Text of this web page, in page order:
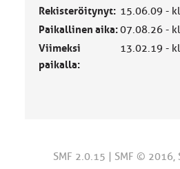
Rekisteröitynyt: 15.06.09 -
Paikallinen aika:07.08.26 -
Viimeksi
paikalla:
13.02.19 -
SMF 2.0.15 | SMF © 2016,